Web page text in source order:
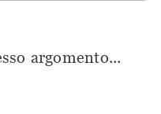
argomento...